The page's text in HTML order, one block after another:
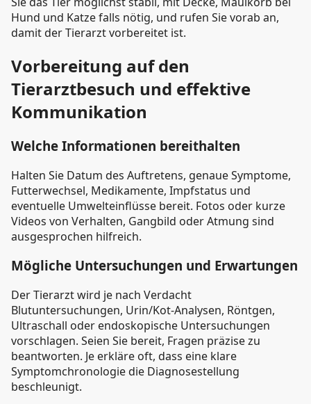
Hund und Katze falls nötig, und rufen Sie vorab an,
damit der Tierarzt vorbereitet ist.
Vorbereitung auf den
Tierarztbesuch und effektive
Kommunikation
Welche Informationen bereithalten
Halten Sie Datum des Auftretens, genaue Symptome,
Futterwechsel, Medikamente, Impfstatus und
eventuelle Umwelteinflüsse bereit. Fotos oder kurze
Videos von Verhalten, Gangbild oder Atmung sind
ausgesprochen hilfreich.
Mögliche Untersuchungen und Erwartungen
Der Tierarzt wird je nach Verdacht
Blutuntersuchungen, Urin/Kot-Analysen, Röntgen,
Ultraschall oder endoskopische Untersuchungen
vorschlagen. Seien Sie bereit, Fragen präzise zu
beantworten. Je erkläre oft, dass eine klare
Symptomchronologie die Diagnosestellung
beschleunigt.